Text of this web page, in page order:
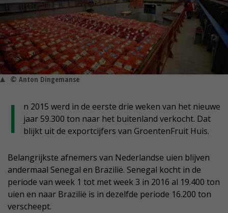
© Anton Dingemanse
I
n 2015 werd in de eerste drie weken van het nieuwe
jaar 59.300 ton naar het buitenland verkocht. Dat
blijkt uit de exportcijfers van GroentenFruit Huis.
Belangrijkste afnemers van Nederlandse uien blijven
andermaal Senegal en Brazilië. Senegal kocht in de
periode van week 1 tot met week 3 in 2016 al 19.400 ton
uien en naar Brazilië is in dezelfde periode 16.200 ton
verscheept.